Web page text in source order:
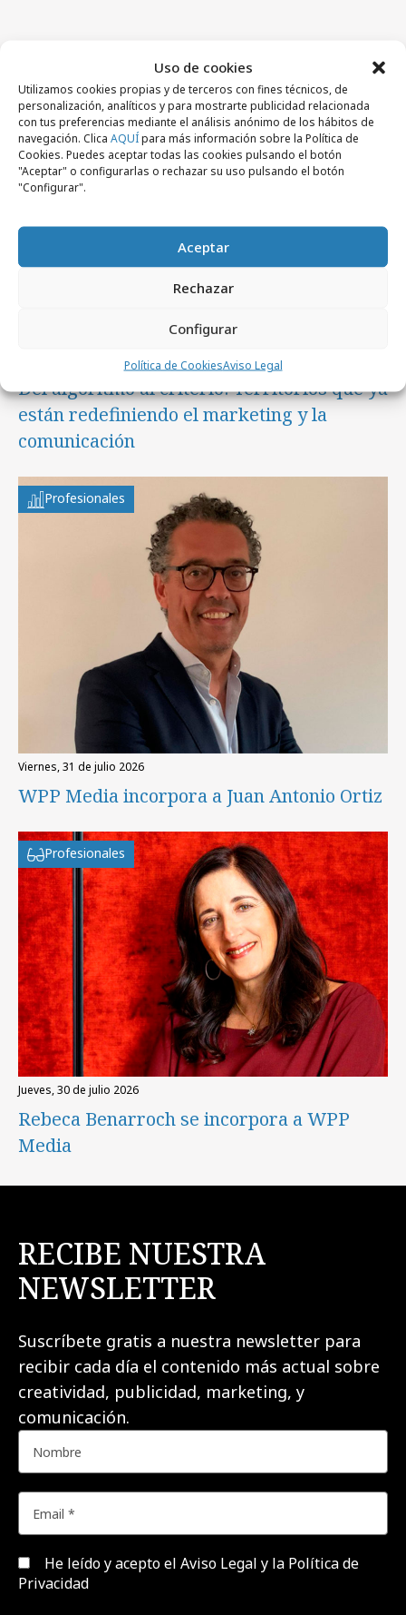
Uso de cookies
Utilizamos cookies propias y de terceros con fines técnicos, de
personalización, analíticos y para mostrarte publicidad relacionada
con tus preferencias mediante el análisis anónimo de los hábitos de
navegación. Clica AQUÍpara más información sobre la Política de
Cookies. Puedes aceptar todas las cookies pulsando el botón
"Aceptar" o configurarlas o rechazar su uso pulsando el botón
"Configurar".
Aceptar
Rechazar
Configurar
Política de CookiesAviso Legal
Artículos recientes
Empresas y Negocios
lunes, 3 de agosto 2026
Del algoritmo al criterio: Territorios que ya
están redefiniendo el marketing y la
comunicación
Profesionales
viernes, 31 de julio 2026
WPP Media incorpora a Juan Antonio Ortiz
Profesionales
jueves, 30 de julio 2026
Rebeca Benarroch se incorpora a WPP
Media
RECIBE NUESTRA
NEWSLETTER
Suscríbete gratis a nuestra newsletter para
recibir cada día el contenido más actual sobre
creatividad, publicidad, marketing, y
comunicación.
He leído y acepto el Aviso Legal y la Política de
Privacidad